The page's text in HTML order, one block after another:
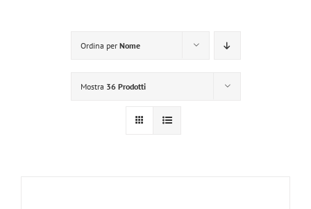
Ordina per Nome
Mostra 36 Prodotti